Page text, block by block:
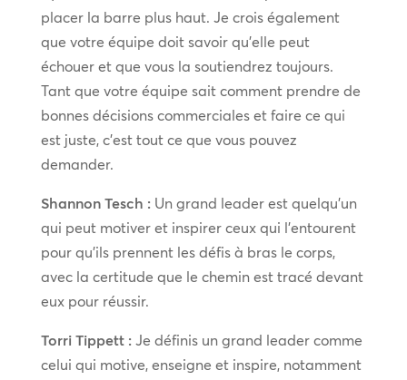
placer la barre plus haut. Je crois également
que votre équipe doit savoir qu’elle peut
échouer et que vous la soutiendrez toujours.
Tant que votre équipe sait comment prendre de
bonnes décisions commerciales et faire ce qui
est juste, c’est tout ce que vous pouvez
demander.
Shannon Tesch :Un grand leader est quelqu’un
qui peut motiver et inspirer ceux qui l’entourent
pour qu’ils prennent les défis à bras le corps,
avec la certitude que le chemin est tracé devant
eux pour réussir.
Torri Tippett :Je définis un grand leader comme
celui qui motive, enseigne et inspire, notamment